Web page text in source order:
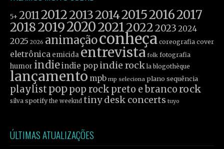
5+ 2011201220132014201520162017
201820192020202120222023 2024
2025 2026 animaçãoconheça coreografia cover
eletrônica emicida entrevista folk fotografia
humor indieindie pop indie rock la blogothèque
lançamento mpb mp seleciona plano sequência
playlist poppop rock preto e branco rock
silva spotify the weeknd tiny desk concerts tuyo
ÚLTIMAS ATUALIZAÇÕES